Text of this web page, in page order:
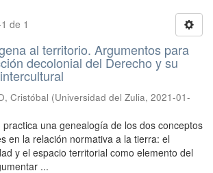
de 1
al territorio. Argumentos para
decolonial del Derecho y su
Cristóbal (Universidad del Zulia, 2021-01-
una genealogía de los dos conceptos
en la relación normativa a la tierra: el
y el espacio territorial como elemento del
...